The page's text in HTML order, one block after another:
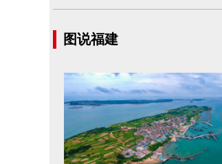
图说福建